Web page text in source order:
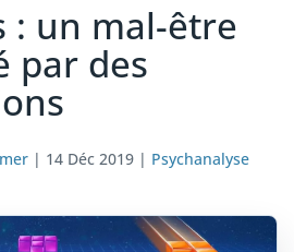
: un mal-être
par des
| 14 Déc 2019 | Psychanalyse